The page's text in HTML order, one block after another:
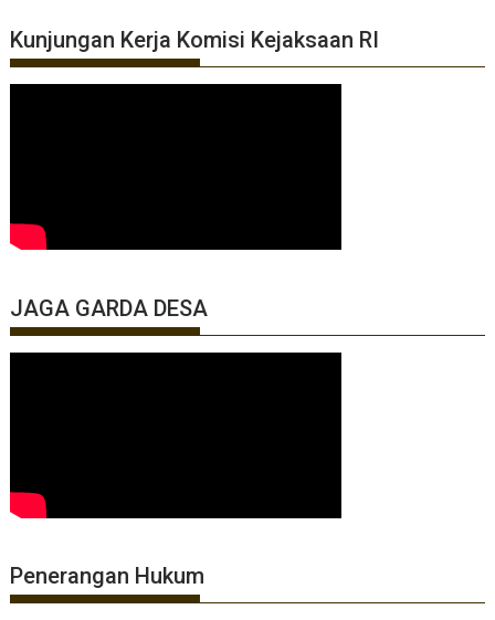
Kunjungan Kerja Komisi Kejaksaan RI
JAGA GARDA DESA
Penerangan Hukum